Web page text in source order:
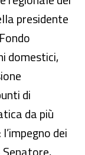
presidente
domestici,
di
da più
dei